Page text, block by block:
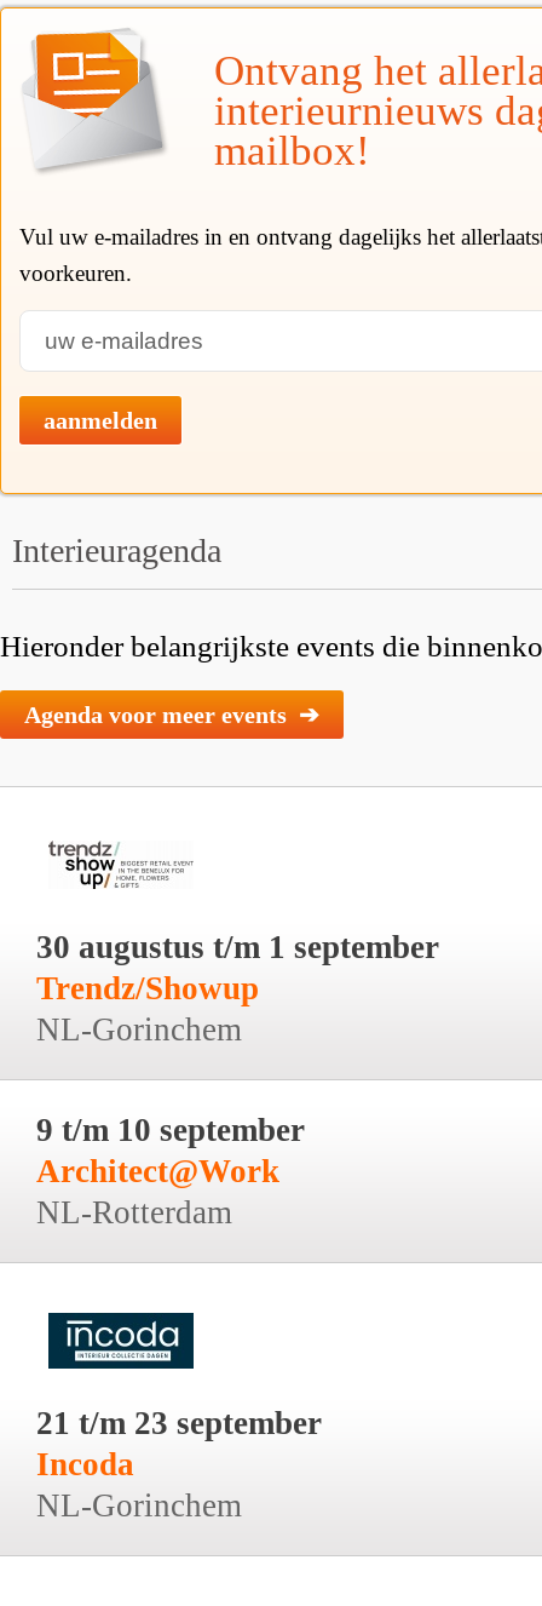
Ontvang het
interieurnieuws
mailbox!
Vul uw e-mailadres in en ontvang dagelijks het
voorkeuren.
aanmelden
Interieuragenda
Hieronder belangrijkste events die
Agenda voor meer events ➔
30 augustus t/m 1 september
Trendz/Showup
NL-Gorinchem
9 t/m 10 september
Architect@Work
NL-Rotterdam
21 t/m 23 september
Incoda
NL-Gorinchem